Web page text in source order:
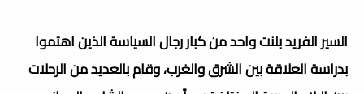
السير الفريد بلنت واحد من كبار رجال السياسة الذين اهتموا
بدراسة العلاقة بين الشرق والغرب، وقام بالعديد من الرحلات